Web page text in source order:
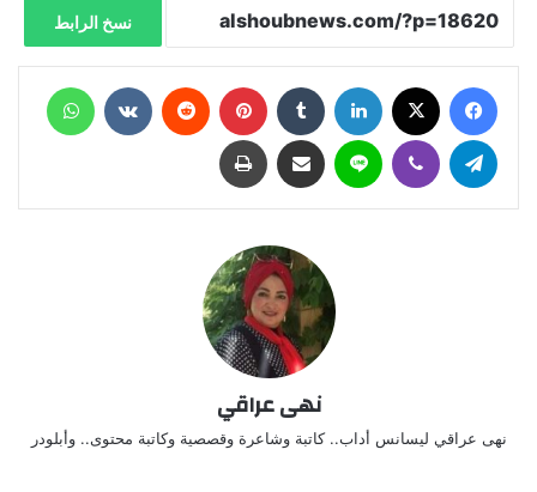
نسخ الرابط
نهى عراقي
نهى عراقي ليسانس أداب.. كاتبة وشاعرة وقصصية وكاتبة محتوى.. وأبلودر